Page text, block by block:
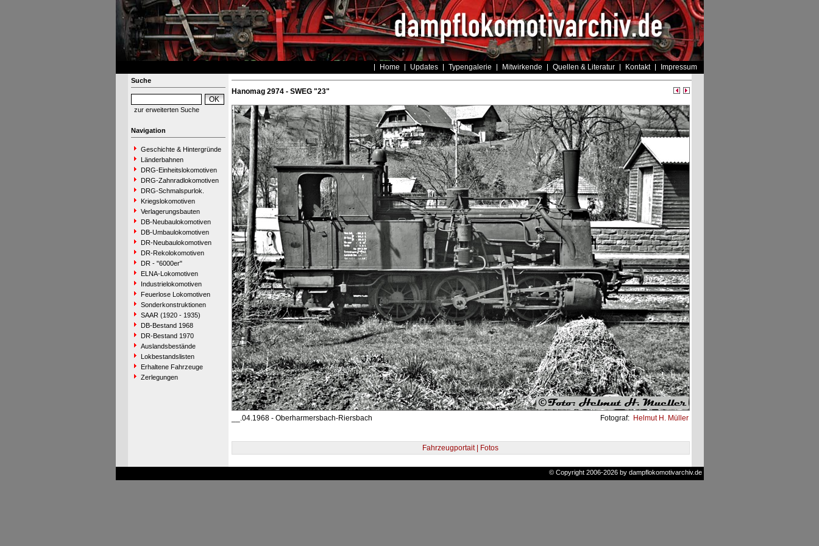
Home Updates Typengalerie Mitwirkende Quellen & Literatur Kontakt Impressum
Suche
zur erweiterten Suche
Navigation
Geschichte & Hintergründe
Länderbahnen
DRG-Einheitslokomotiven
DRG-Zahnradlokomotiven
DRG-Schmalspurlok.
Kriegslokomotiven
Verlagerungsbauten
DB-Neubaulokomotiven
DB-Umbaulokomotiven
DR-Neubaulokomotiven
DR-Rekolokomotiven
DR - "6000er"
ELNA-Lokomotiven
Industrielokomotiven
Feuerlose Lokomotiven
Sonderkonstruktionen
SAAR (1920 - 1935)
DB-Bestand 1968
DR-Bestand 1970
Auslandsbestände
Lokbestandslisten
Erhaltene Fahrzeuge
Zerlegungen
Hanomag 2974 - SWEG "23"
__.04.1968 - Oberharmersbach-Riersbach Fotograf: Helmut H. Müller
Fahrzeugportait | Fotos
© Copyright 2006-2026 by dampflokomotivarchiv.de